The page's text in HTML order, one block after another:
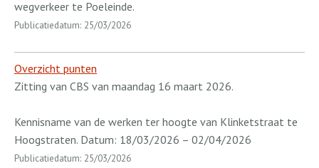
wegverkeer te Poeleinde.
Publicatiedatum: 25/03/2026
Overzicht punten
Zitting van CBS van maandag 16 maart 2026.
Kennisname van de werken ter hoogte van Klinketstraat te
Hoogstraten. Datum: 18/03/2026 – 02/04/2026
Publicatiedatum: 25/03/2026